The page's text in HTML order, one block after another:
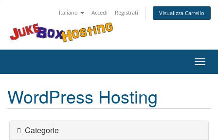
Italiano Accedi Registrati Visualizza Carrello
WordPress Hosting
Categorie